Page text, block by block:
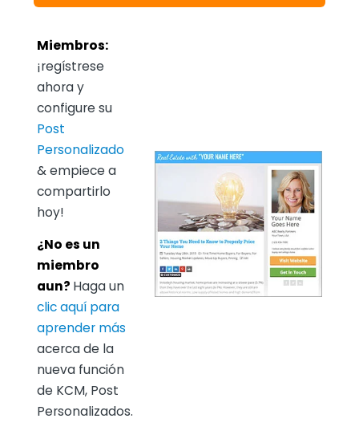
Miembros:
¡regístrese
ahora y
configure su
Post
Personalizado
& empiece a
compartirlo
hoy!
¿No es un
miembro
aun? Haga un
clic aquí para
aprender más
acerca de la
nueva función
de KCM, Post
Personalizados.